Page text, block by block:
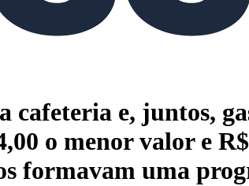
e, juntos,
o menor valor e
formavam uma